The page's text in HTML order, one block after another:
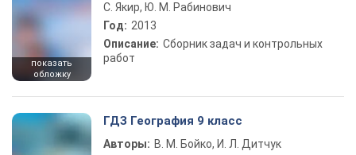
показать
обложку
С. Якир, Ю. М. Рабинович
Год: 2013
Описание: Сборник задач и контрольных
работ
ГДЗ География 9 класс
Авторы: В. М. Бойко, И. Л. Дитчук